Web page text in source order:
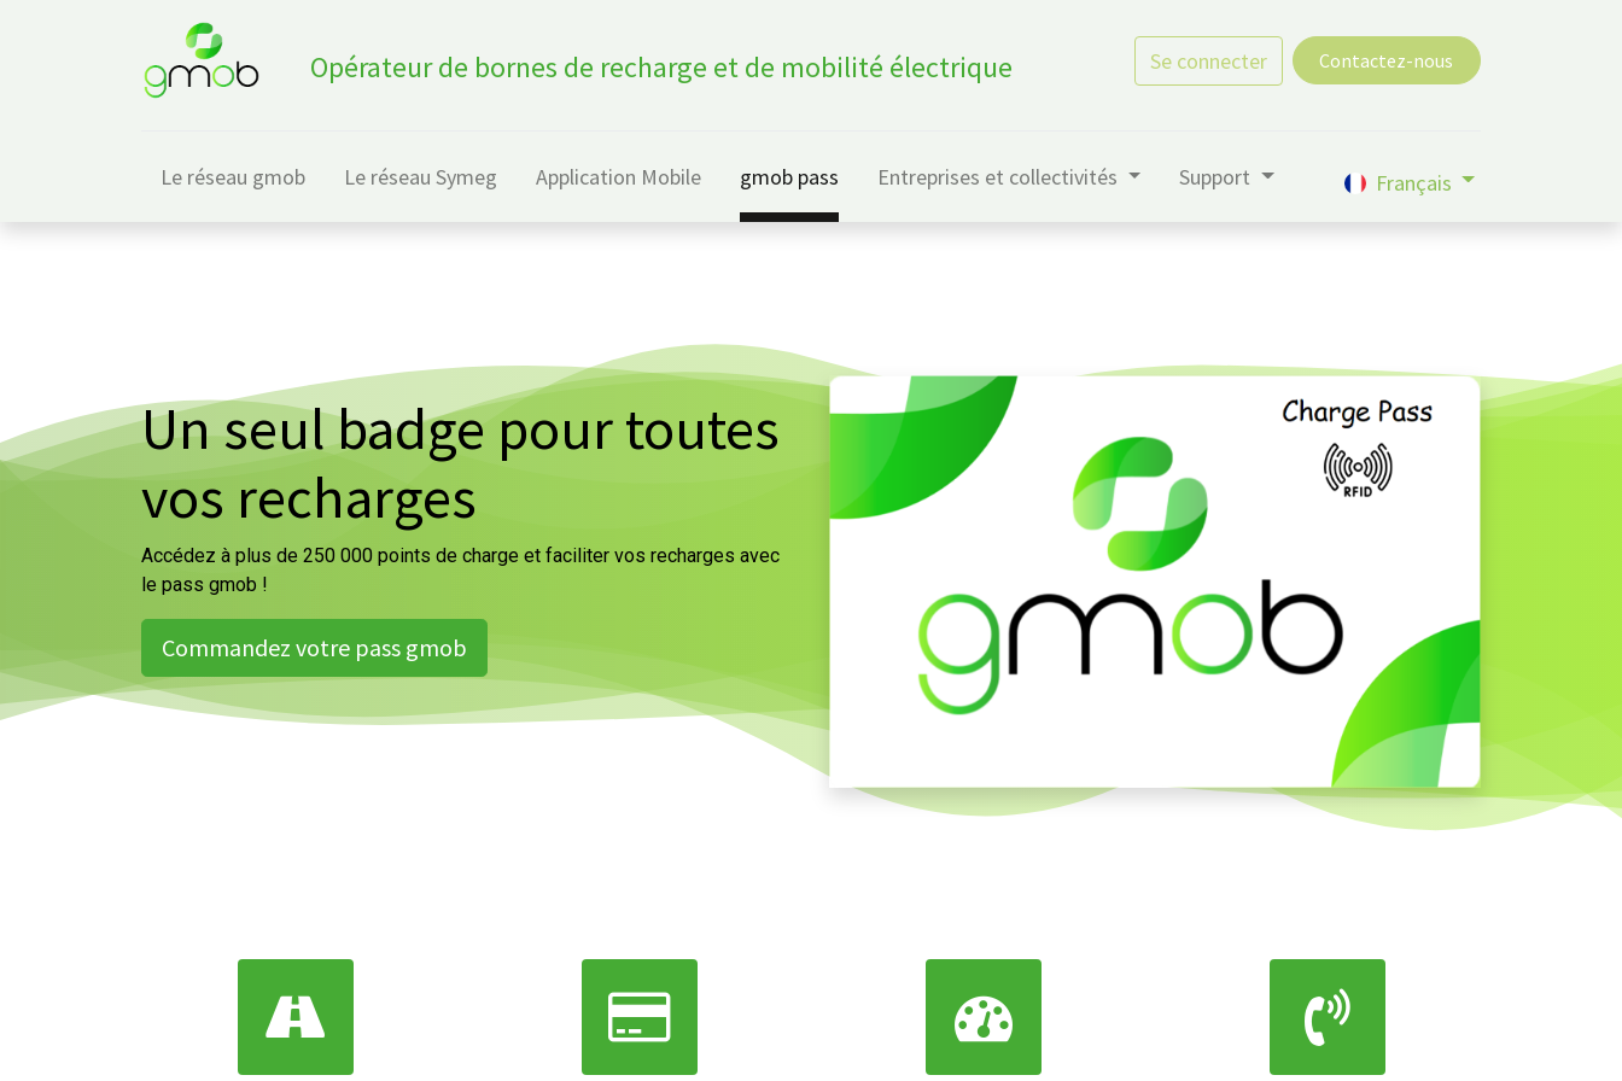
Opérateur de bornes de recharge et de mobilité électrique Se connecter Contactez-nous
Le réseau gmob Le réseau Symeg Application Mobile gmob pass Entreprises et collectivités Support Français
Un seul badge pour toutes
vos recharges
Accédez à plus de 250 000 points de charge et faciliter vos recharges avec
le pass gmob !
Commandez votre pass gmob